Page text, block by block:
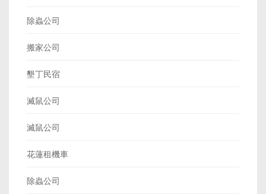
除蟲公司
搬家公司
墾丁民宿
滅鼠公司
滅鼠公司
花蓮租機車
除蟲公司